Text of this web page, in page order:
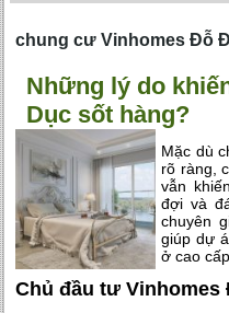
chung cư Vinhomes Đỗ
Những lý do
Dục sốt hàng?
Mặc dù
rõ ràng,
vẫn
đợi và
chuyên
giúp dự
ở cao
Chủ đầu tư